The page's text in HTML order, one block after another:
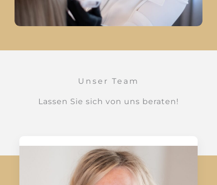
Unser Team
Lassen Sie sich von uns beraten!